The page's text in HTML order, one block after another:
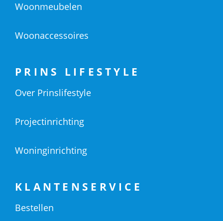
Woonmeubelen
Woonaccessoires
PRINS LIFESTYLE
Over Prinslifestyle
Projectinrichting
Woninginrichting
KLANTENSERVICE
Bestellen